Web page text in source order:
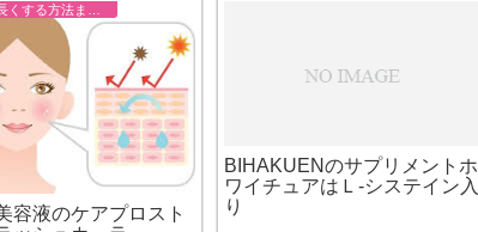
容液のケアプロスト
BIHAKUENのサプリメントホ
ワイチュアはＬ-システイン入
り